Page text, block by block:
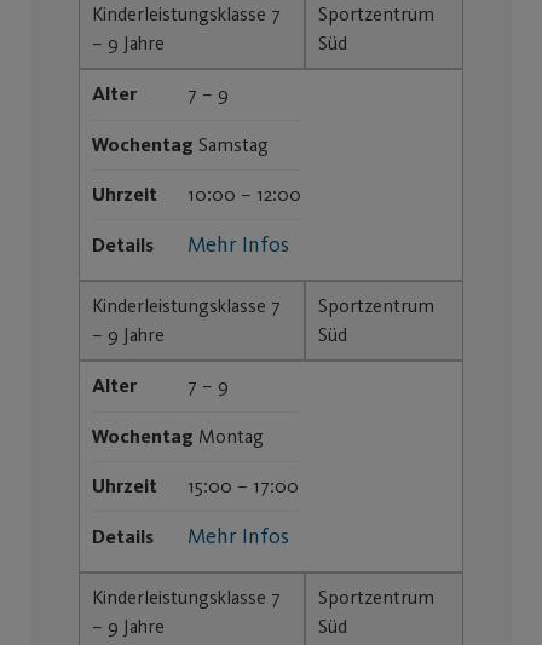
Kinderleistungsklasse 7
– 9 Jahre
Sportzentrum
Süd
Alter 7 – 9
Wochentag Samstag
Uhrzeit 10:00 – 12:00
Details Mehr Infos
Kinderleistungsklasse 7
– 9 Jahre
Sportzentrum
Süd
Alter 7 – 9
Wochentag Montag
Uhrzeit 15:00 – 17:00
Details Mehr Infos
Kinderleistungsklasse 7
– 9 Jahre
Sportzentrum
Süd